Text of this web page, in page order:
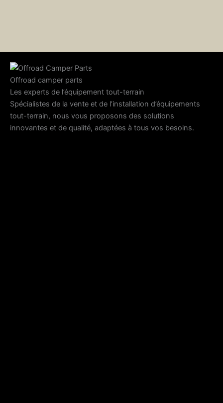
Offroad camper parts
Les experts de l’équipement tout-terrain
Spécialistes de la vente et de l’installation d’équipements
tout-terrain, nous vous proposons des solutions
innovantes et de qualité, adaptées à tous vos besoins.